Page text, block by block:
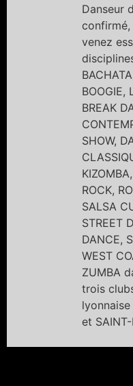
Danseur
venez
BOOGIE,
BREAK
SHOW,
ROCK,
SALSA
STREET
DANCE,
WEST
ZUMBA
trois
lyonnaise
et SAINT-